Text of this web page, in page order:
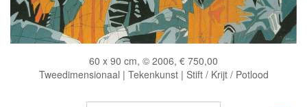
60 x 90 cm, © 2006, € 750,00
Tweedimensionaal | Tekenkunst | Stift / Krijt / Potlood